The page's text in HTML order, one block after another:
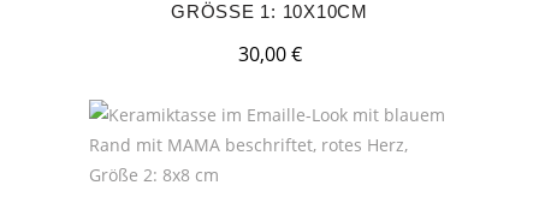
GRÖSSE 1: 10X10CM
30,00€